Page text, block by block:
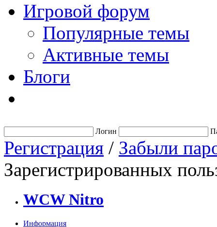
Игровой форум
Популярные темы
Активные темы
Блоги
Логин
Регистрация / Забыли
Зарегистрированных
WCW Nitro
Информация